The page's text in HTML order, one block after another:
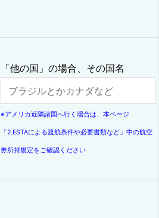
「他の国」の場合、その国名
※アメリカ近隣諸国へ行く場合は、本ページ
「2.ESTAによる渡航条件や必要書類など」中の航空
券所持規定をご確認ください